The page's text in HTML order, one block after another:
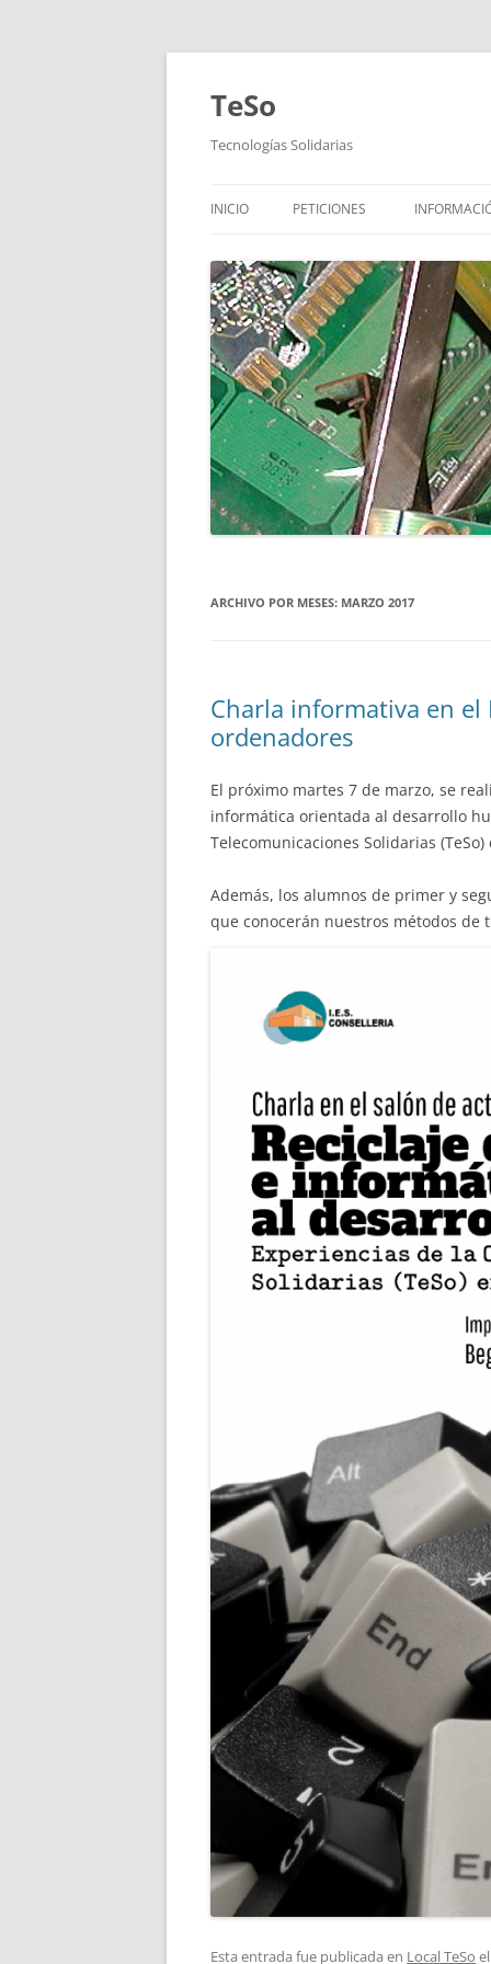
TeSo
Tecnologías Solidarias
INICIO PETICIONES
¿DÓNDE
HORARIOS
¿CÓMO
OTRAS
ESPAÑA
ARCHIVO POR MESES: MARZO 2017
Charla informativa en el
ordenadores
El próximo martes 7 de marzo, se
informática orientada al desarrollo
Telecomunicaciones Solidarias
Además, los alumnos de primer y
que conocerán nuestros métodos de
Esta entrada fue publicada en Local TeSo el